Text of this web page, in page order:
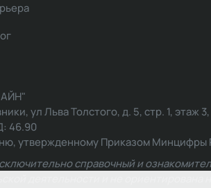
ул Льва Толстого, д. 5, стр. 1, этаж
46.90
утвержденному Приказом Минцифры
справочный и